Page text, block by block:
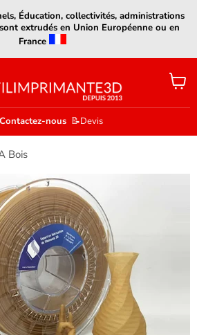
Éducation, collectivités, administrations
extrudés en Union Européenne ou en
France
Contactez-nous 📝Devis
Voir
le
Bois